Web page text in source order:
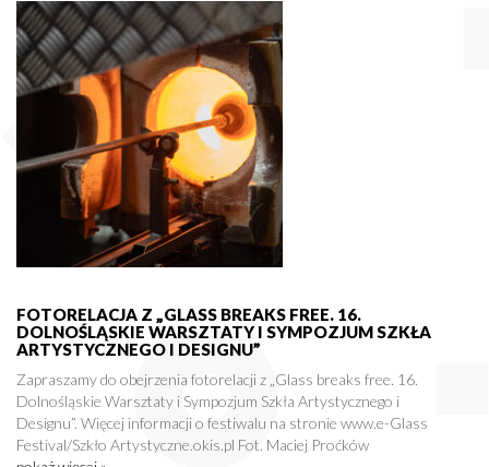
FOTORELACJA Z „GLASS BREAKS FREE. 16.
DOLNOŚLĄSKIE WARSZTATY I SYMPOZJUM SZKŁA
ARTYSTYCZNEGO I DESIGNU”
Zapraszamy do obejrzenia fotorelacji z „Glass breaks free. 16.
Dolnośląskie Warsztaty i Sympozjum Szkła Artystycznego i
Designu”. Więcej informacji o festiwalu na stronie www.e-Glass
Festival/Szkło Artystyczne.okis.pl Fot. Maciej Proćków